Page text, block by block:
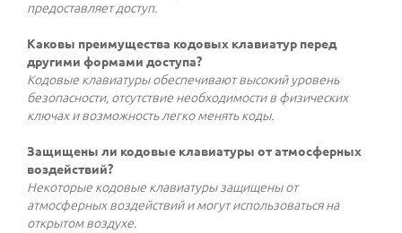
предоставляет доступ.
Каковы преимущества кодовых клавиатур перед
другими формами доступа?
Кодовые клавиатуры обеспечивают высокий уровень
безопасности, отсутствие необходимости в физических
ключах и возможность легко менять коды.
Защищены ли кодовые клавиатуры от атмосферных
воздействий?
Некоторые кодовые клавиатуры защищены от
атмосферных воздействий и могут использоваться на
открытом воздухе.